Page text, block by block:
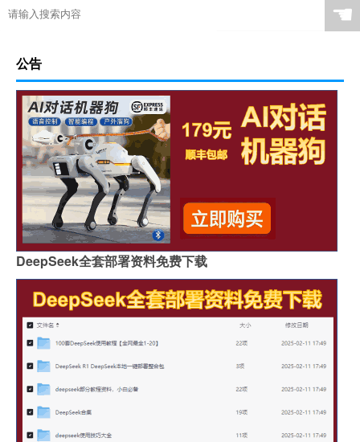
☚
公告
DeepSeek全套部署资料免费下载